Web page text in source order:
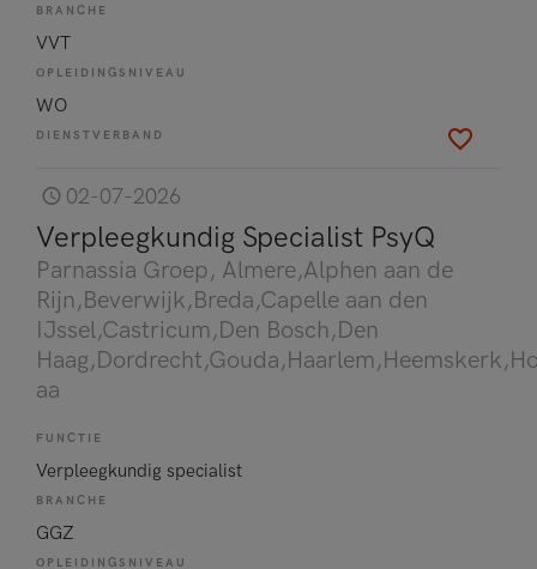
BRANCHE
VVT
OPLEIDINGSNIVEAU
WO
DIENSTVERBAND
02-07-2026
Verpleegkundig Specialist PsyQ
Parnassia Groep, Almere,Alphen aan de
Rijn,Beverwijk,Breda,Capelle aan den
IJssel,Castricum,Den Bosch,Den
aa
FUNCTIE
Verpleegkundig specialist
BRANCHE
GGZ
OPLEIDINGSNIVEAU